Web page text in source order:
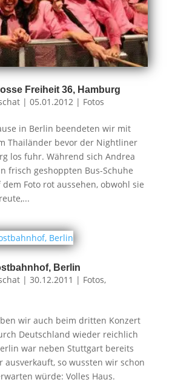
Freiheit 36, Hamburg
| 05.01.2012 | Fotos
in Berlin beendeten wir mit
Thailänder bevor der Nightliner
los fuhr. Während sich Andrea
frisch geshoppten Bus-Schuhe
Foto rot aussehen, obwohl sie
Berlin
| 30.12.2011 | Fotos,
wir auch beim dritten Konzert
Deutschland wieder reichlich
war neben Stuttgart bereits
ausverkauft, so wussten wir schon
würde: Volles Haus.